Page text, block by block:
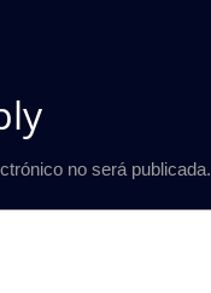
no será publicada.